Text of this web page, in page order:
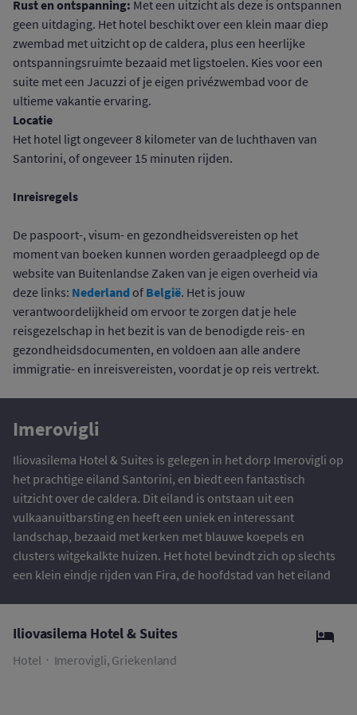
Rust en ontspanning: Met een uitzicht als deze is ontspannen
geen uitdaging. Het hotel beschikt over een klein maar diep
zwembad met uitzicht op de caldera, plus een heerlijke
ontspanningsruimte bezaaid met ligstoelen. Kies voor een
suite met een Jacuzzi of je eigen privézwembad voor de
ultieme vakantie ervaring.
Locatie
Het hotel ligt ongeveer 8 kilometer van de luchthaven van
Santorini, of ongeveer 15 minuten rijden.
Inreisregels
De paspoort-, visum- en gezondheidsvereisten op het
moment van boeken kunnen worden geraadpleegd op de
website van Buitenlandse Zaken van je eigen overheid via
deze links: Nederland of België. Het is jouw
verantwoordelijkheid om ervoor te zorgen dat je hele
reisgezelschap in het bezit is van de benodigde reis- en
gezondheidsdocumenten, en voldoen aan alle andere
immigratie- en inreisvereisten, voordat je op reis vertrekt.
Imerovigli
Iliovasilema Hotel & Suites is gelegen in het dorp Imerovigli op
het prachtige eiland Santorini, en biedt een fantastisch
uitzicht over de caldera. Dit eiland is ontstaan uit een
vulkaanuitbarsting en heeft een uniek en interessant
landschap, bezaaid met kerken met blauwe koepels en
clusters witgekalkte huizen. Het hotel bevindt zich op slechts
een klein eindje rijden van Fira, de hoofdstad van het eiland
Iliovasilema Hotel & Suites
Hotel Imerovigli, Griekenland